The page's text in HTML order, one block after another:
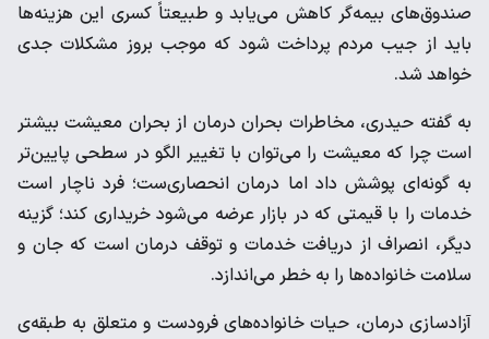
صندوق‌های بیمه‌گر کاهش می‌یابد و طبیعتاً کسری این هزینه‌ها
باید از جیب مردم پرداخت شود که موجب بروز مشکلات جدی
خواهد شد.
به گفته حیدری، مخاطرات بحران درمان از بحران معیشت بیشتر
است چرا که معیشت را می‌توان با تغییر الگو در سطحی پایین‌تر
به گونه‌ای پوشش داد اما درمان انحصاری‌ست؛ فرد ناچار است
خدمات را با قیمتی که در بازار عرضه می‌شود خریداری کند؛ گزینه
دیگر، انصراف از دریافت خدمات و توقف درمان است که جان و
سلامت خانواده‌ها را به خطر می‌اندازد.
آزادسازی درمان، حیات خانواده‌های فرودست و متعلق به طبقه‌ی